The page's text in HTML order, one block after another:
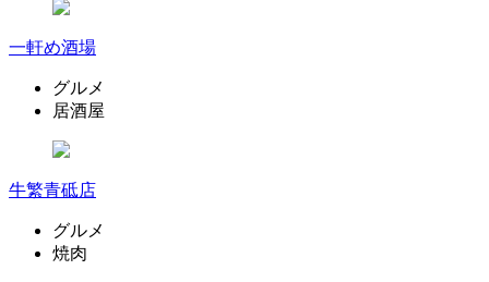
一軒め酒場
グルメ
居酒屋
牛繁青砥店
グルメ
焼肉